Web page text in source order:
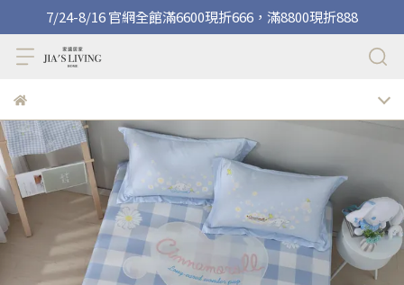
7/24-8/16 官網全館滿6600現折666，滿8800現折888